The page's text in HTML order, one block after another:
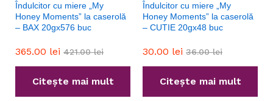
Îndulcitor cu miere „My
Honey Moments” la caserolă
– BAX 20gx576 buc
365.00 lei 421.00lei
Citește mai mult
Îndulcitor cu miere „My
Honey Moments” la caserolă
– CUTIE 20gx48 buc
30.00 lei 36.00lei
Citește mai mult